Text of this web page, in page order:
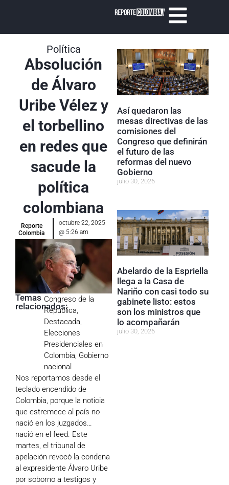
Política
Absolución
de Álvaro
Uribe Vélez y
el torbellino
en redes que
sacude la
política
colombiana
Reporte
Colombia
octubre 22, 2025
@ 5:26 am
Temas
relacionados:
Congreso de la
República,
Destacada,
Elecciones
Presidenciales en
Colombia, Gobierno
nacional
Nos reportamos desde el
teclado encendido de
Colombia, porque la noticia
que estremece al país no
nació en los juzgados…
nació en el feed. Este
martes, el tribunal de
apelación revocó la condena
al expresidente Álvaro Uribe
por soborno a testigos y
Así quedaron las
mesas directivas de las
comisiones del
Congreso que definirán
el futuro de las
reformas del nuevo
Gobierno
julio 30, 2026
Abelardo de la Espriella
llega a la Casa de
Nariño con casi todo su
gabinete listo: estos
son los ministros que
lo acompañarán
julio 30, 2026